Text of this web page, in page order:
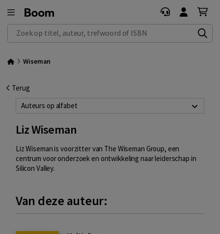
Zoek op titel, auteur, trefwoord of ISBN
Wiseman
Terug
Auteurs op alfabet
Liz Wiseman
Liz Wiseman is voorzitter van The Wiseman Group, een
centrum voor onderzoek en ontwikkeling naar leiderschap in
Silicon Valley.
Van deze auteur: